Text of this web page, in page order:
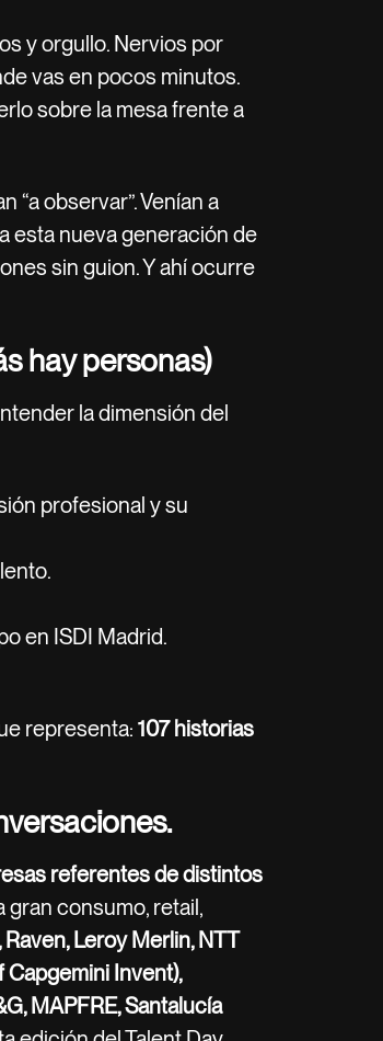
y orgullo. Nervios por
vas en pocos minutos.
sobre la mesa frente a
“a observar”. Venían a
esta nueva generación de
sin guion. Y ahí ocurre
hay personas)
la dimensión del
profesional y su
en ISDI Madrid.
representa: 107 historias
referentes de distintos
consumo, retail,
Raven, Leroy Merlin, NTT
Capgemini Invent),
MAPFRE, Santalucía